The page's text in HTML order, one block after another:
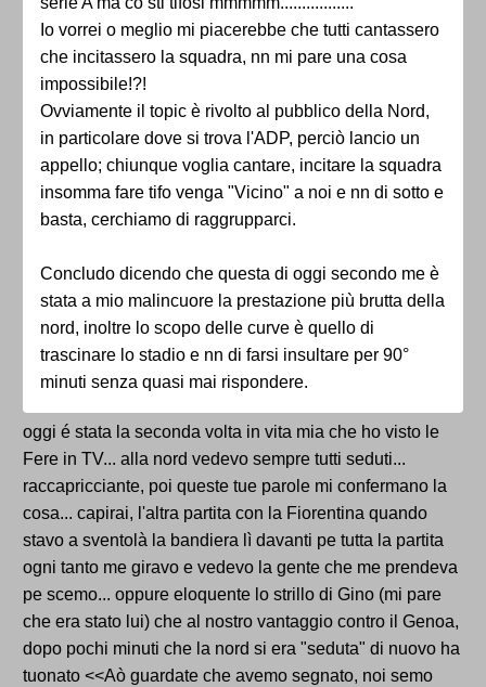
Io vorrei o meglio mi piacerebbe che tutti cantassero
che incitassero la squadra, nn mi pare una cosa
impossibile!?!
Ovviamente il topic è rivolto al pubblico della Nord,
in particolare dove si trova l'ADP, perciò lancio un
appello; chiunque voglia cantare, incitare la squadra
insomma fare tifo venga "Vicino" a noi e nn di sotto e
basta, cerchiamo di raggrupparci.
Concludo dicendo che questa di oggi secondo me è
stata a mio malincuore la prestazione più brutta della
nord, inoltre lo scopo delle curve è quello di
trascinare lo stadio e nn di farsi insultare per 90°
minuti senza quasi mai rispondere.
oggi é stata la seconda volta in vita mia che ho visto le
Fere in TV... alla nord vedevo sempre tutti seduti...
raccapricciante, poi queste tue parole mi confermano la
cosa... capirai, l'altra partita con la Fiorentina quando
stavo a sventolà la bandiera lì davanti pe tutta la partita
ogni tanto me giravo e vedevo la gente che me prendeva
pe scemo... oppure eloquente lo strillo di Gino (mi pare
che era stato lui) che al nostro vantaggio contro il Genoa,
dopo pochi minuti che la nord si era "seduta" di nuovo ha
tuonato <<Aò guardate che avemo segnato, noi semo